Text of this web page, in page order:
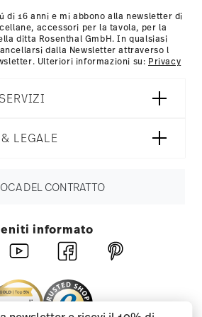
di utilizzare il nostro servizio resi
di 16 anni e mi abbono alla newsletter di
accessori per la tavola, per la
ditta Rosenthal GmbH. In qualsiasi
dalla Newsletter attraverso l
Ulteriori informazioni su: Privacy
LEGALE
DEL CONTRATTO
informato